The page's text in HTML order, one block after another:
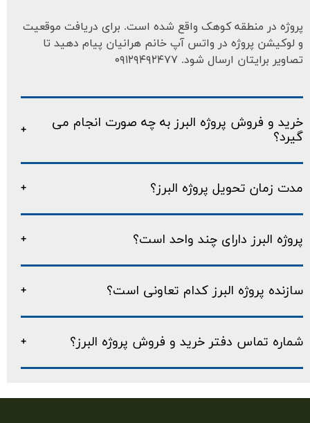
تصاویر برایتان ارسال شود. ۰۹۱۲۹۴۹۲۴۷۷
خرید و فروش پروژه البرز به چه صورت انجام می
گیرد؟
مدت زمان تحویل پروژه البرز؟
پروژه البرز دارای چند واحد است؟
سازنده پروژه البرز کدام تعاونی است؟
شماره تماس دفتر خرید و فروش پروژه البرز؟